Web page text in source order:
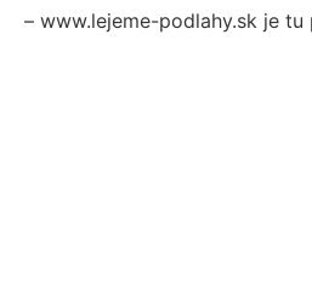
– www.lejeme-podlahy.sk je tu